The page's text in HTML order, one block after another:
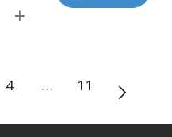
4 … 11